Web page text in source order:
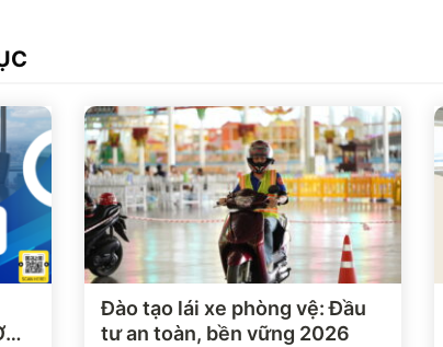
Xem chi tiết
Đào tạo lái xe phòng vệ: Đầu
tư an toàn, bền vững 2026